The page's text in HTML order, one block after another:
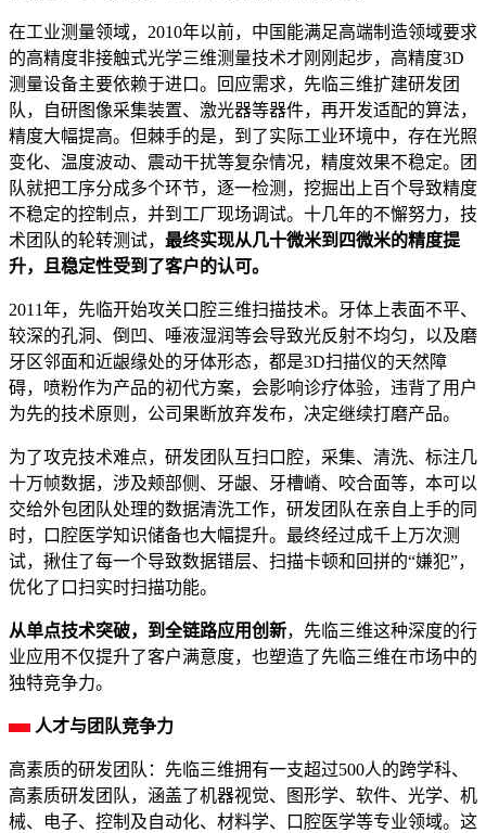
在工业测量领域，2010年以前，中国能满足高端制造领域要求
的高精度非接触式光学三维测量技术才刚刚起步，高精度3D
测量设备主要依赖于进口。回应需求，先临三维扩建研发团
队，自研图像采集装置、激光器等器件，再开发适配的算法，
精度大幅提高。但棘手的是，到了实际工业环境中，存在光照
变化、温度波动、震动干扰等复杂情况，精度效果不稳定。团
队就把工序分成多个环节，逐一检测，挖掘出上百个导致精度
不稳定的控制点，并到工厂现场调试。十几年的不懈努力，技
术团队的轮转测试， 最终实现从几十微米到四微米的精度提
升，且稳定性受到了客户的认可。
2011年，先临开始攻关口腔三维扫描技术。牙体上表面不平、
较深的孔洞、倒凹、唾液湿润等会导致光反射不均匀，以及磨
牙区邻面和近龈缘处的牙体形态，都是3D扫描仪的天然障
碍，喷粉作为产品的初代方案，会影响诊疗体验，违背了用户
为先的技术原则，公司果断放弃发布，决定继续打磨产品。
为了攻克技术难点，研发团队互扫口腔，采集、清洗、标注几
十万帧数据，涉及颊部侧、牙龈、牙槽嵴、咬合面等，本可以
交给外包团队处理的数据清洗工作，研发团队在亲自上手的同
时，口腔医学知识储备也大幅提升。最终经过成千上万次测
试，揪住了每一个导致数据错层、扫描卡顿和回拼的“嫌犯”，
优化了口扫实时扫描功能。
从单点技术突破，到全链路应用创新，先临三维这种深度的行
业应用不仅提升了客户满意度，也塑造了先临三维在市场中的
独特竞争力。
人才与团队竞争力
高素质的研发团队：先临三维拥有一支超过500人的跨学科、
高素质研发团队，涵盖了机器视觉、图形学、软件、光学、机
械、电子、控制及自动化、材料学、口腔医学等专业领域。这